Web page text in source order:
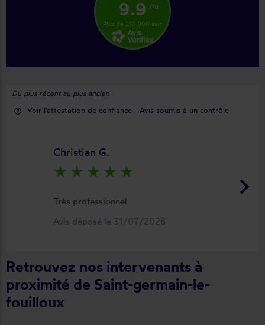
9.9 /10
Plus de 210 000 avis
Du plus récent au plus ancien
help_outline Voir l'attestation de confiance - Avis soumis à un contrôle
keyboard_arrow_right
Christian G.
star_rate star_rate star_rate star_rate star_rate
Très professionnel
Avis déposé le 31/07/2026
Retrouvez nos intervenants à
proximité de Saint-germain-le-
fouilloux